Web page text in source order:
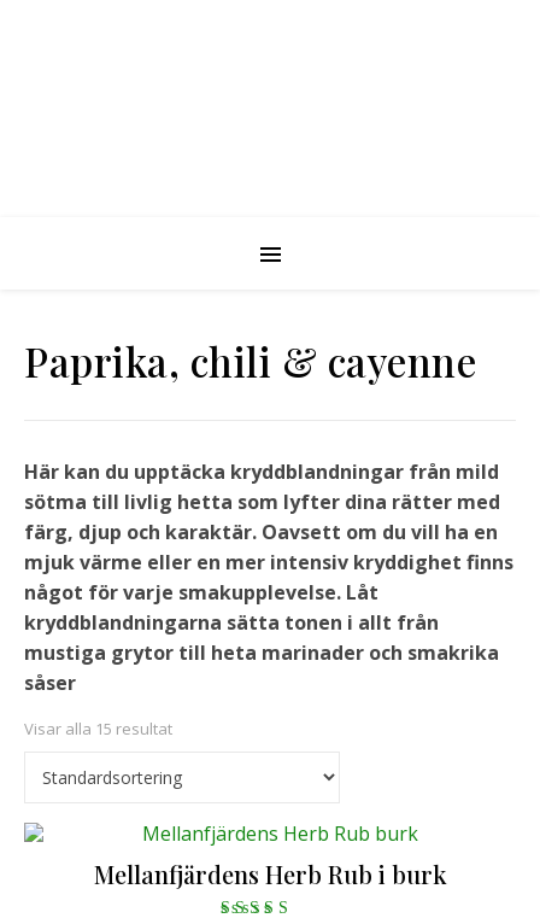
Paprika, chili & cayenne
Här kan du upptäcka kryddblandningar från mild
sötma till livlig hetta som lyfter dina rätter med
färg, djup och karaktär. Oavsett om du vill ha en
mjuk värme eller en mer intensiv kryddighet finns
något för varje smakupplevelse. Låt
kryddblandningarna sätta tonen i allt från
mustiga grytor till heta marinader och smakrika
såser
Visar alla 15 resultat
Mellanfjärdens Herb Rub i burk